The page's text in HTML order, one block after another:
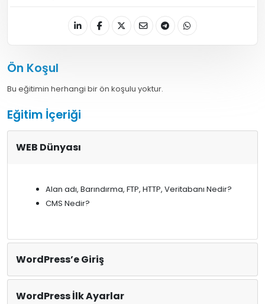
Ön Koşul
Bu eğitimin herhangi bir ön koşulu yoktur.
Eğitim İçeriği
WEB Dünyası
Alan adı, Barındırma, FTP, HTTP, Veritabanı Nedir?
CMS Nedir?
WordPress’e Giriş
WordPress İlk Ayarlar